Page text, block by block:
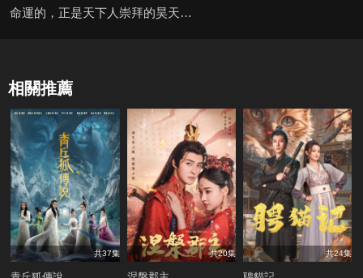
命運的，正是天下人崇拜的昊天…
相關推薦
共37集 共20集 共24集